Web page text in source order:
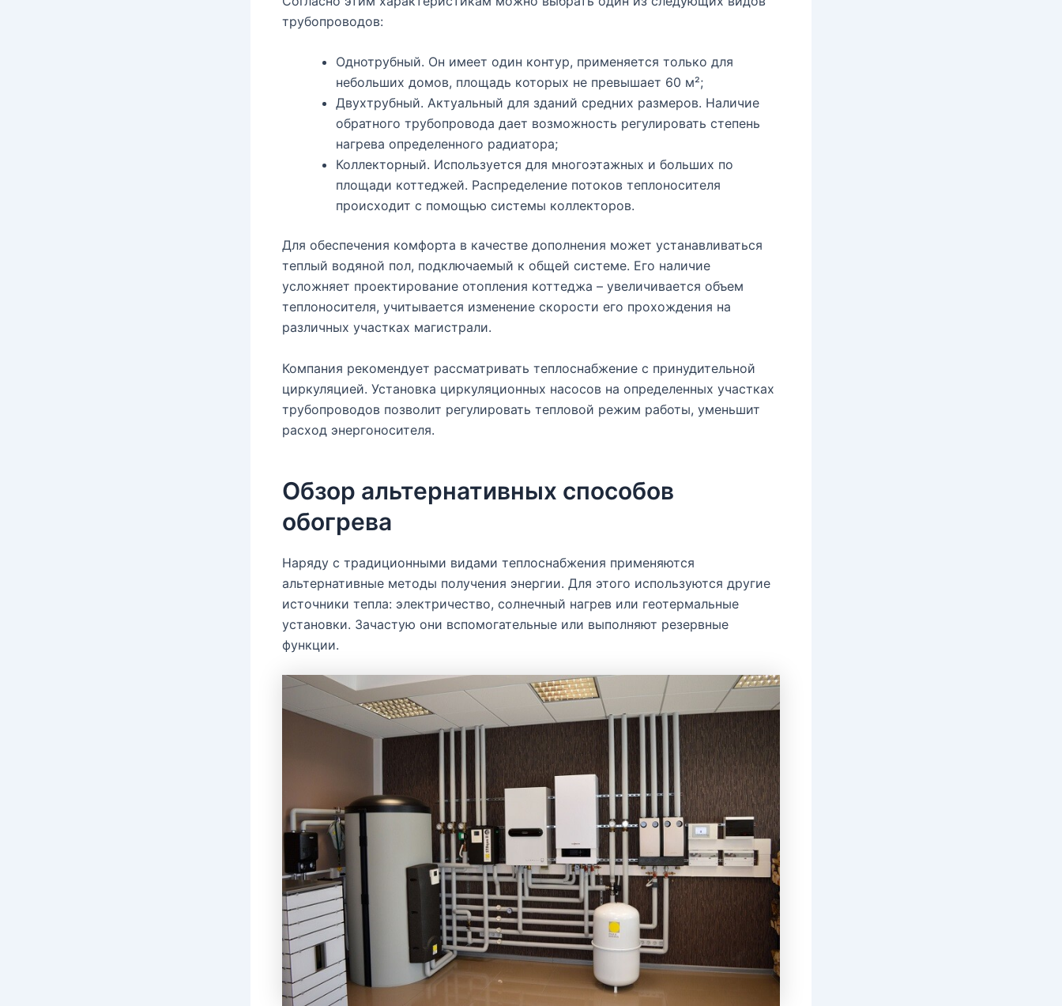
трубопроводов:
Однотрубный. Он имеет один контур, применяется только для
небольших домов, площадь которых не превышает 60 м²;
Двухтрубный. Актуальный для зданий средних размеров. Наличие
обратного трубопровода дает возможность регулировать степень
нагрева определенного радиатора;
Коллекторный. Используется для многоэтажных и больших по
площади коттеджей. Распределение потоков теплоносителя
происходит с помощью системы коллекторов.
Для обеспечения комфорта в качестве дополнения может устанавливаться
теплый водяной пол, подключаемый к общей системе. Его наличие
усложняет проектирование отопления коттеджа – увеличивается объем
теплоносителя, учитывается изменение скорости его прохождения на
различных участках магистрали.
Компания рекомендует рассматривать теплоснабжение с принудительной
циркуляцией. Установка циркуляционных насосов на определенных участках
трубопроводов позволит регулировать тепловой режим работы, уменьшит
расход энергоносителя.
Обзор альтернативных способов
обогрева
Наряду с традиционными видами теплоснабжения применяются
альтернативные методы получения энергии. Для этого используются другие
источники тепла: электричество, солнечный нагрев или геотермальные
установки. Зачастую они вспомогательные или выполняют резервные
функции.